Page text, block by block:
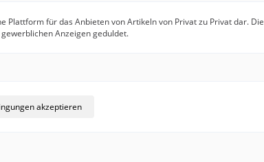
für das Anbieten von Artikeln von Privat zu Privat dar. Die
Anzeigen geduldet.